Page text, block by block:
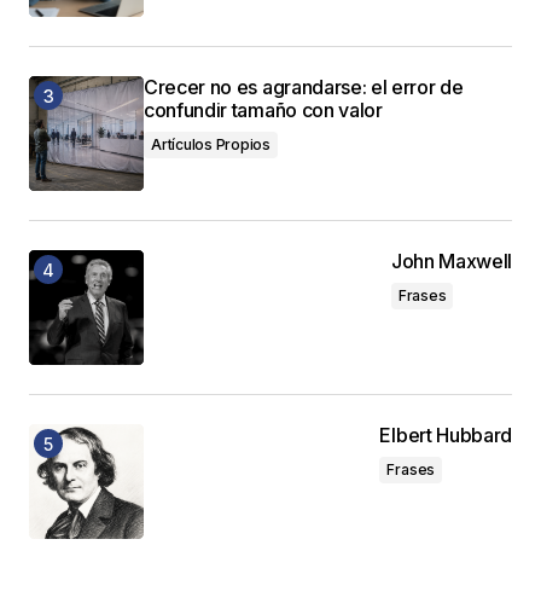
Crecer no es agrandarse: el error de
confundir tamaño con valor
Artículos Propios
John Maxwell
Frases
Elbert Hubbard
Frases